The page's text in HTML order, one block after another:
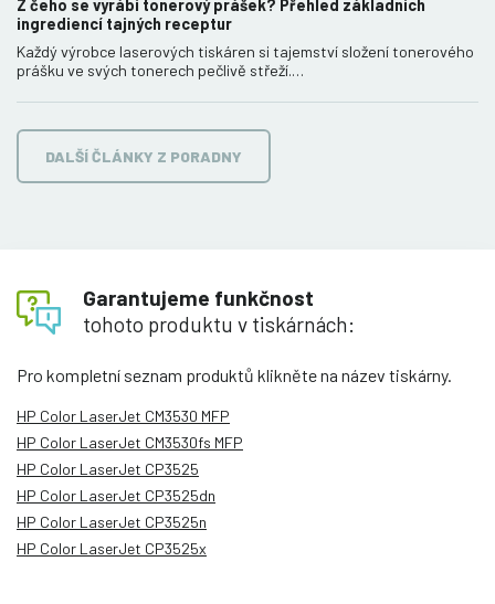
Z čeho se vyrábí tonerový prášek? Přehled základních
ingrediencí tajných receptur
Každý výrobce laserových tiskáren si tajemství složení tonerového
prášku ve svých tonerech pečlivě střeží.…
DALŠÍ ČLÁNKY Z PORADNY
Garantujeme funkčnost
tohoto produktu v tiskárnách:
Pro kompletní seznam produktů klikněte na název tiskárny.
HP Color LaserJet CM3530 MFP
HP Color LaserJet CM3530fs MFP
HP Color LaserJet CP3525
HP Color LaserJet CP3525dn
HP Color LaserJet CP3525n
HP Color LaserJet CP3525x